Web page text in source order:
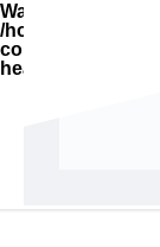
Warning
/home/zimuya/
content/themes/
header-title.php